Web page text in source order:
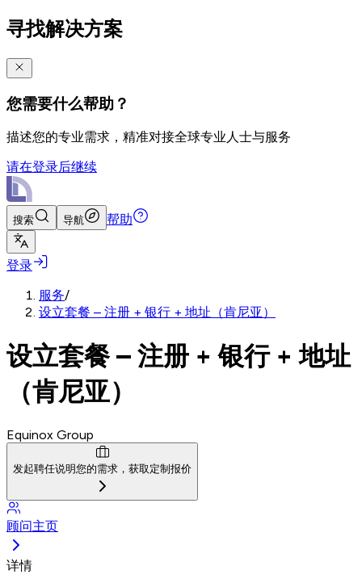
寻找解决方案
您需要什么帮助？
描述您的专业需求，精准对接全球专业人士与服务
请在登录后继续
搜索 导航 帮助
登录
服务/
设立套餐 – 注册 + 银行 + 地址（肯尼亚）
设立套餐 – 注册 + 银行 + 地址
（肯尼亚）
Equinox Group
发起聘任说明您的需求，获取定制报价
顾问主页
详情